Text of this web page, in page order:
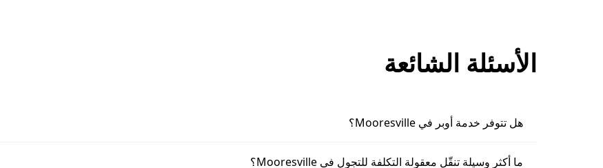
الأسئلة الشائعة
هل تتوفر خدمة أوبر في Mooresville؟
ما أكثر وسيلة تنقّل معقولة التكلفة للتجول في Mooresville؟